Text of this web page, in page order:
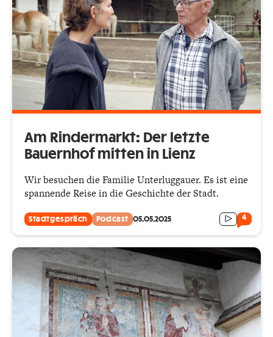
Am Rindermarkt: Der letzte
Bauernhof mitten in Lienz
Wir besuchen die Familie Unterluggauer. Es ist eine
spannende Reise in die Geschichte der Stadt.
Stadtgespräch Podcast 05.05.2025 4